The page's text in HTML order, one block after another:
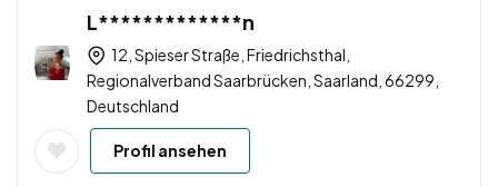
L*************n
12, Spieser Straße, Friedrichsthal,
Regionalverband Saarbrücken, Saarland, 66299,
Deutschland
Profil ansehen